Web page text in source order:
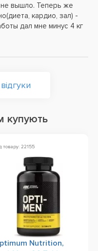
не вышло. Теперь же
кардио, зал) -
дал мне минус 4 кг
купують
товару: 22155
Nutrition,